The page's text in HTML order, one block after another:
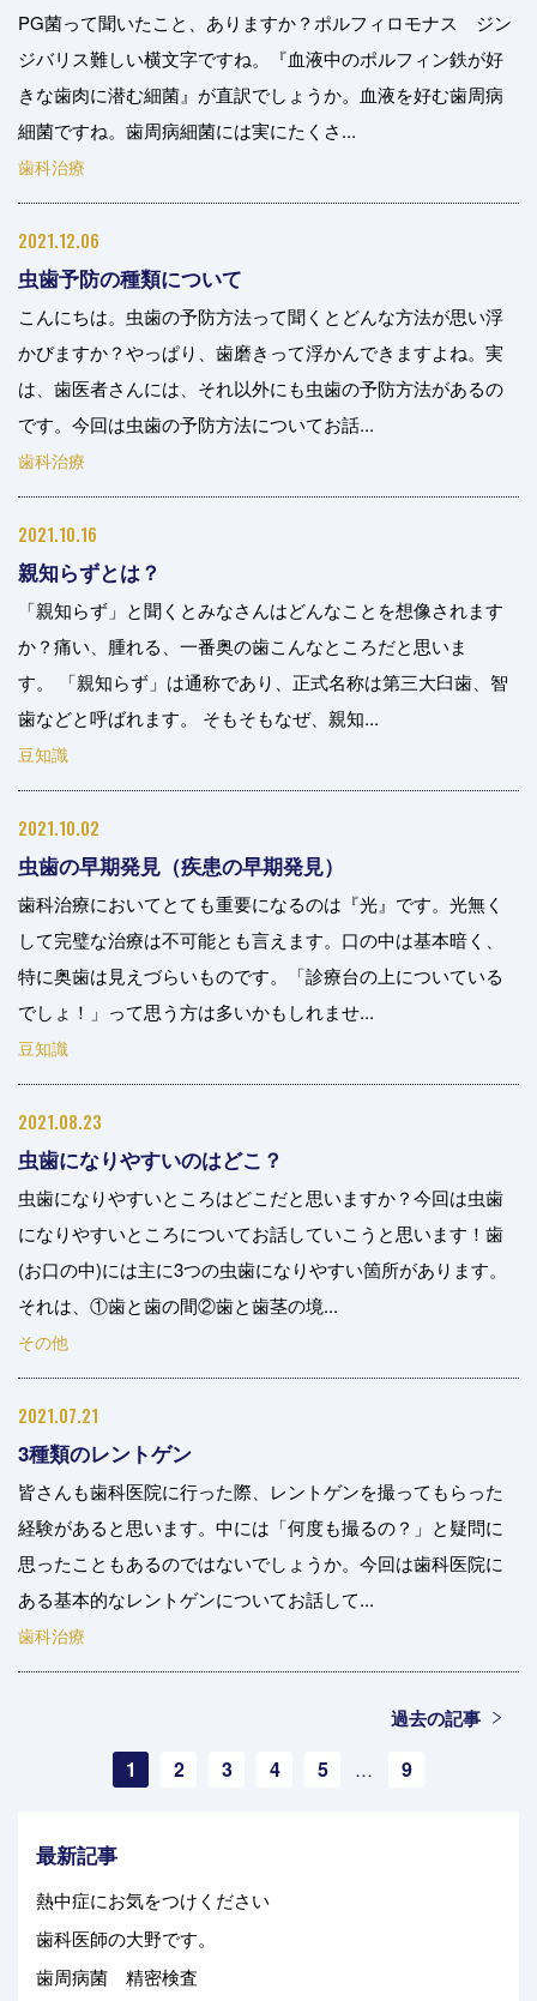
PG菌って聞いたこと、ありますか？ポルフィロモナス ジン
ジバリス難しい横文字ですね。『血液中のポルフィン鉄が好
きな歯肉に潜む細菌』が直訳でしょうか。血液を好む歯周病
細菌ですね。歯周病細菌には実にたくさ...
歯科治療
2021.12.06
虫歯予防の種類について
こんにちは。虫歯の予防方法って聞くとどんな方法が思い浮
かびますか？やっぱり、歯磨きって浮かんできますよね。実
は、歯医者さんには、それ以外にも虫歯の予防方法があるの
です。今回は虫歯の予防方法についてお話...
歯科治療
2021.10.16
親知らずとは？
「親知らず」と聞くとみなさんはどんなことを想像されます
か？痛い、腫れる、一番奥の歯こんなところだと思いま
す。 「親知らず」は通称であり、正式名称は第三大臼歯、智
歯などと呼ばれます。 そもそもなぜ、親知...
豆知識
2021.10.02
虫歯の早期発見（疾患の早期発見）
歯科治療においてとても重要になるのは『光』です。光無く
して完璧な治療は不可能とも言えます。口の中は基本暗く、
特に奥歯は見えづらいものです。「診療台の上についている
でしょ！」って思う方は多いかもしれませ...
豆知識
2021.08.23
虫歯になりやすいのはどこ？
虫歯になりやすいところはどこだと思いますか？今回は虫歯
になりやすいところについてお話していこうと思います！歯
(お口の中)には主に3つの虫歯になりやすい箇所があります。
それは、①歯と歯の間②歯と歯茎の境...
その他
2021.07.21
3種類のレントゲン
皆さんも歯科医院に行った際、レントゲンを撮ってもらった
経験があると思います。中には「何度も撮るの？」と疑問に
思ったこともあるのではないでしょうか。今回は歯科医院に
ある基本的なレントゲンについてお話して...
歯科治療
過去の記事
1 2 3 4 5 … 9
最新記事
熱中症にお気をつけください
歯科医師の大野です。
歯周病菌 精密検査